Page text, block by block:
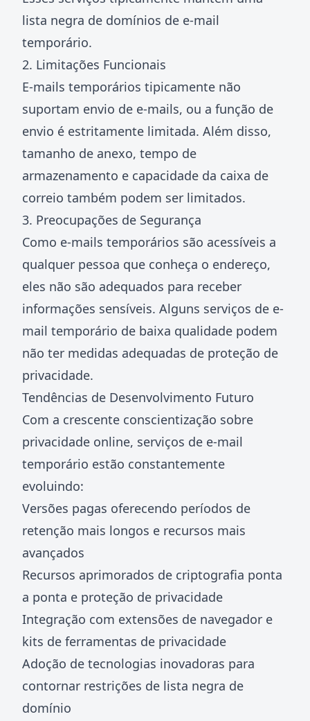
lista negra de domínios de e-mail
temporário.
2. Limitações Funcionais
E-mails temporários tipicamente não
suportam envio de e-mails, ou a função de
envio é estritamente limitada. Além disso,
tamanho de anexo, tempo de
armazenamento e capacidade da caixa de
correio também podem ser limitados.
3. Preocupações de Segurança
Como e-mails temporários são acessíveis a
qualquer pessoa que conheça o endereço,
eles não são adequados para receber
informações sensíveis. Alguns serviços de e-
mail temporário de baixa qualidade podem
não ter medidas adequadas de proteção de
privacidade.
Tendências de Desenvolvimento Futuro
Com a crescente conscientização sobre
privacidade online, serviços de e-mail
temporário estão constantemente
evoluindo:
Versões pagas oferecendo períodos de
retenção mais longos e recursos mais
avançados
Recursos aprimorados de criptografia ponta
a ponta e proteção de privacidade
Integração com extensões de navegador e
kits de ferramentas de privacidade
Adoção de tecnologias inovadoras para
contornar restrições de lista negra de
domínio